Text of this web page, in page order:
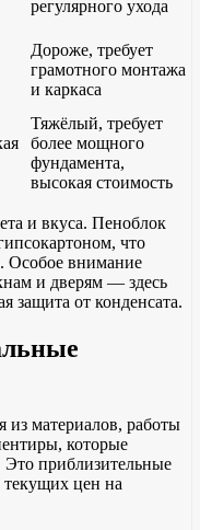
регулярного ухода
Дороже, требует
грамотного монтажа
и каркаса
Тяжёлый, требует
более мощного
фундамента,
высокая стоимость
и вкуса. Пеноблок
что
Особое внимание
и дверям — здесь
защита от конденсата.
из материалов, работы
которые
приблизительные
текущих цен на